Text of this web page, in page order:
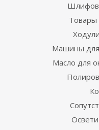
Товары
Машины
Масло для